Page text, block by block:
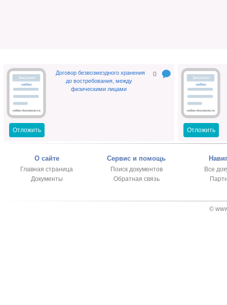
0
Договор безвозмездного хранения
до востребования, между
физическими лицами
Отложить Отложить
О сайте
Главная страница
Документы
Сервис и помощь
Поиск документов
Обратная связь
Все
©